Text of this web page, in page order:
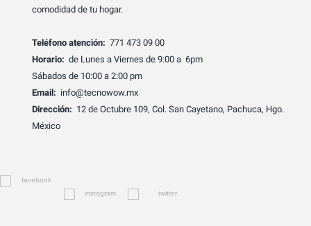
comodidad de tu hogar.
Teléfono atención: 771 473 09 00
Horario: de Lunes a Viernes de 9:00 a 6pm
Sábados de 10:00 a 2:00 pm
Email: info@tecnowow.mx
Dirección: 12 de Octubre 109, Col. San Cayetano, Pachuca, Hgo.
México